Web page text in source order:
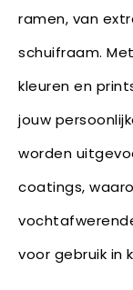
ramen, van
schuifraam.
kleuren en
jouw
worden
coatings,
voor gebruik in